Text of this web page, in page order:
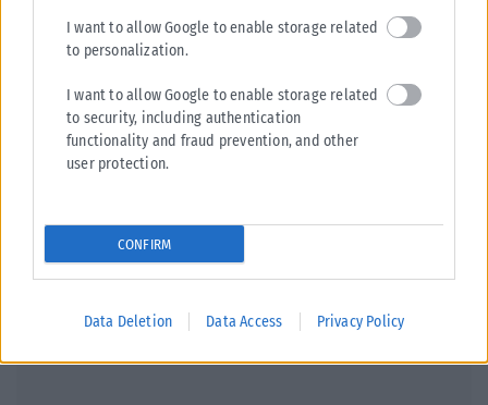
I want to allow Google to enable storage related
to personalization.
I want to allow Google to enable storage related
to security, including authentication
functionality and fraud prevention, and other
user protection.
CONFIRM
Data Deletion Data Access Privacy Policy
ότι ακόμη και στα 92 της χρόνια παραμένει μια παρουσία που
δεν αφήνει αδιάφορη τη βιομηχανία του θεάματος.
Γουάλις Σίμπσον Ταινία Τζόαν Κόλινς
Σχετικά Άρθρα